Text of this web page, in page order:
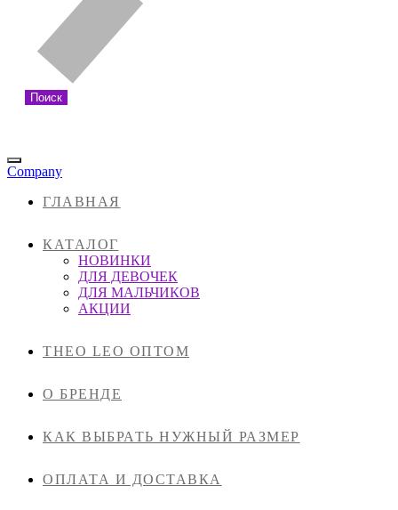
Поиск
Company
ГЛАВНАЯ
КАТАЛОГ
НОВИНКИ
ДЛЯ ДЕВОЧЕК
ДЛЯ МАЛЬЧИКОВ
АКЦИИ
THEO LEO ОПТОМ
О БРЕНДЕ
КАК ВЫБРАТЬ НУЖНЫЙ РАЗМЕР
ОПЛАТА И ДОСТАВКА